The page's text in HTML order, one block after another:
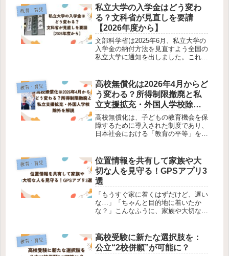
ています。​この改正に対し、モデルで
アーティストのラブリさん（白...
教育・育児
私立大学の入学金はどう変わ
る？文科省が見直しを要請
【2026年度から】
文部科学省は2025年6月、私立大学の
入学金の納付方法を見直すよう全国の
私立大学に通知を出しました。これ
わなければならない「二重払いの負
担」を軽減するためのものです。今回
の...
教育・育児
高校無償化は2026年4月からど
う変わる？所得制限撤廃と私
立支援拡充・外国人学校除外
を解説
高校無償化は、子どもの教育機会を保
障するために導入された制度であり、
日本社会における「教育の平等」を象
年10月、公明党・自民党・日本維新
の会の3党による協議で「外国人学
校...
教育・育児
位置情報を共有して家族や大
切な人を見守る！GPSアプリ3
選
「もうすぐ家に着くはずだけど、遅い
な…」「ちゃんと目的地に着いたか
な？」こんなふうに、家族や大切な人
リアルタイムで位置情報を確認できる
ため、家族の安否確認や外出時の見守
りに...
教育・育児
高校受験に新たな選択肢を：
公立“2校併願”が可能に？